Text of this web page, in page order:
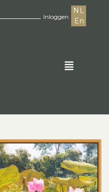
Inloggen
NL
En